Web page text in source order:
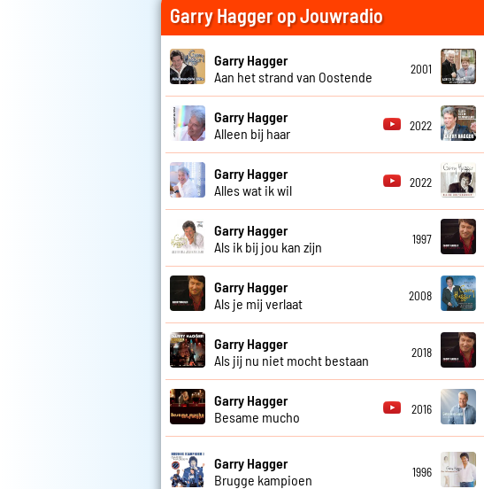
Garry Hagger op Jouwradio
Garry Hagger
Aan het strand van Oostende
2001
Garry Hagger
Alleen bij haar
2022
Garry Hagger
Alles wat ik wil
2022
Garry Hagger
Als ik bij jou kan zijn
1997
Garry Hagger
Als je mij verlaat
2008
Garry Hagger
Als jij nu niet mocht bestaan
2018
Garry Hagger
Besame mucho
2016
Garry Hagger
Brugge kampioen
1996